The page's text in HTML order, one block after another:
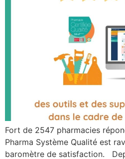
Fort de 2547 pharmacies
Pharma Système Qualité est
baromètre de satisfaction.